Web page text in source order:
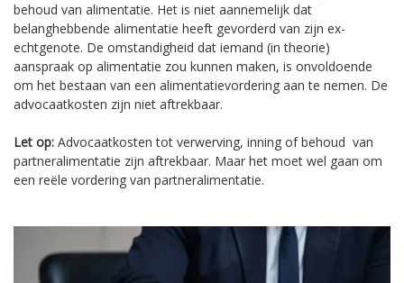
behoud van alimentatie. Het is niet aannemelijk dat
belanghebbende alimentatie heeft gevorderd van zijn ex-
echtgenote. De omstandigheid dat iemand (in theorie)
aanspraak op alimentatie zou kunnen maken, is onvoldoende
om het bestaan van een alimentatievordering aan te nemen. De
advocaatkosten zijn niet aftrekbaar.
Let op: Advocaatkosten tot verwerving, inning of behoud van
partneralimentatie zijn aftrekbaar. Maar het moet wel gaan om
een reële vordering van partneralimentatie.